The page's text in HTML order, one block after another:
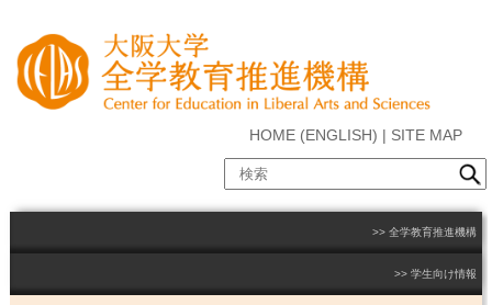
HOME(ENGLISH) | SITE MAP
全学教育推進機構
学生向け情報